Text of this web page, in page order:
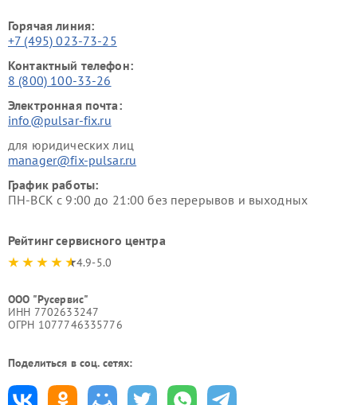
Горячая линия:
+7 (495) 023-73-25
Контактный телефон:
8 (800) 100-33-26
Электронная почта:
info@pulsar-fix.ru
для юридических лиц
manager@fix-pulsar.ru
График работы:
ПН-ВСК с 9:00 до 21:00 без перерывов и выходных
Рейтинг сервисного центра
4.9-5.0
ООО "Русервис"
ИНН 7702633247
ОГРН 1077746335776
Поделиться в соц. сетях: